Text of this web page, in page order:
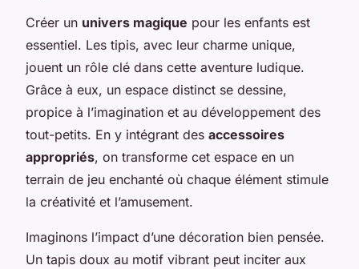
Créer un univers magique pour les enfants est
essentiel. Les tipis, avec leur charme unique,
jouent un rôle clé dans cette aventure ludique.
Grâce à eux, un espace distinct se dessine,
propice à l’imagination et au développement des
tout-petits. En y intégrant des accessoires
appropriés, on transforme cet espace en un
terrain de jeu enchanté où chaque élément stimule
la créativité et l’amusement.
Imaginons l’impact d’une décoration bien pensée.
Un tapis doux au motif vibrant peut inciter aux